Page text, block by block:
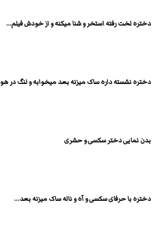
دختره لخت رفته استخر و شنا میکنه و از خودش فیلم...
دختره نشسته داره ساک میزنه بعد میخوابه و لنگ در
بدن نمایی دختر سکسی و حشری
دختره با حرفای سکسی و آه و ناله ساک میزنه بعد...